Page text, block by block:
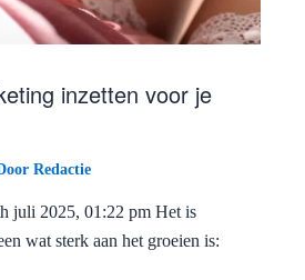
inzetten voor je
Redactie
juli 2025, 01:22 pm Het is
wat sterk aan het groeien is: